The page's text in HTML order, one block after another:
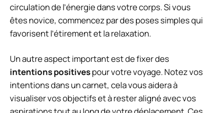
circulation de l’énergie dans votre corps. Si vous
êtes novice, commencez par des poses simples qui
favorisent l’étirement et la relaxation.
Un autre aspect important est de fixer des
intentions positivespour votre voyage. Notez vos
intentions dans un carnet, cela vous aidera à
visualiser vos objectifs et à rester aligné avec vos